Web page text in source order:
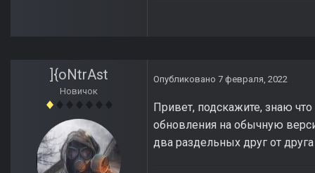
]{oNtrAst
Новичок
Опубликовано 7 февраля, 2022
Привет, подскажите, знаю
обновления на обычную
два раздельных друг от